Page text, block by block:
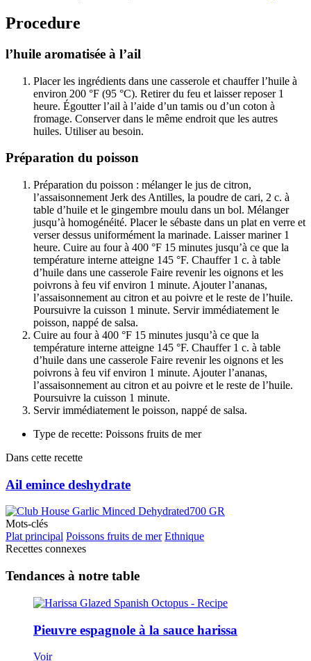
Procedure
l’huile aromatisée à l’ail
Placer les ingrédients dans une casserole et chauffer l’huile à
environ 200 °F (95 °C). Retirer du feu et laisser reposer 1
heure. Égoutter l’ail à l’aide d’un tamis ou d’un coton à
fromage. Conserver dans le même endroit que les autres
huiles. Utiliser au besoin.
Préparation du poisson
Préparation du poisson : mélanger le jus de citron,
l’assaisonnement Jerk des Antilles, la poudre de cari, 2 c. à
table d’huile et le gingembre moulu dans un bol. Mélanger
jusqu’à homogénéité. Placer le sébaste dans un plat en verre et
verser dessus uniformément la marinade. Laisser mariner 1
heure. Cuire au four à 400 °F 15 minutes jusqu’à ce que la
température interne atteigne 145 °F. Chauffer 1 c. à table
d’huile dans une casserole Faire revenir les oignons et les
poivrons à feu vif environ 1 minute. Ajouter l’ananas,
l’assaisonnement au citron et au poivre et le reste de l’huile.
Poursuivre la cuisson 1 minute. Servir immédiatement le
poisson, nappé de salsa.
Cuire au four à 400 °F 15 minutes jusqu’à ce que la
température interne atteigne 145 °F. Chauffer 1 c. à table
d’huile dans une casserole Faire revenir les oignons et les
poivrons à feu vif environ 1 minute. Ajouter l’ananas,
l’assaisonnement au citron et au poivre et le reste de l’huile.
Poursuivre la cuisson 1 minute.
Servir immédiatement le poisson, nappé de salsa.
Type de recette: Poissons fruits de mer
Dans cette recette
Ail emince deshydrate
Mots-clés
Plat principal Poissons fruits de mer Ethnique
Recettes connexes
Tendances à notre table
Pieuvre espagnole à la sauce harissa
Voir